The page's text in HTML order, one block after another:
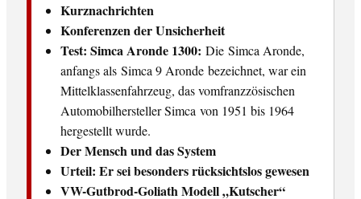
Kurznachrichten
Konferenzen der Unsicherheit
Test: Simca Aronde 1300: Die Simca Aronde,
anfangs als Simca 9 Aronde bezeichnet, war ein
Mittelklassenfahrzeug, das vomfranzzösischen
Automobilhersteller Simca von 1951 bis 1964
hergestellt wurde.
Der Mensch und das System
Urteil: Er sei besonders rücksichtslos gewesen
VW-Gutbrod-Goliath Modell „Kutscher“